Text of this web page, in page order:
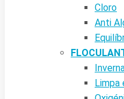
Cloro
Anti
Limpa